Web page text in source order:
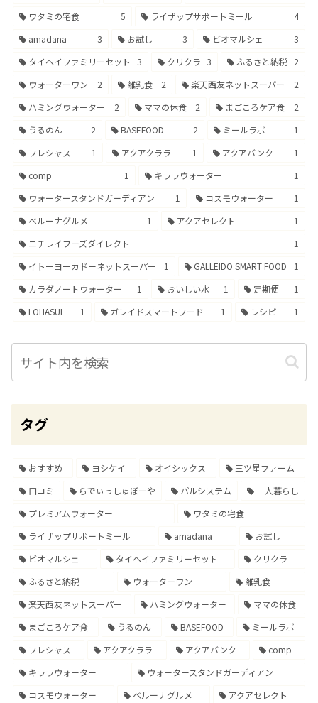
ワタミの宅食
5 ライザップサポートミール
4
amadana
3 お試し 3 ビオマルシェ
3
タイヘイファミリーセット
3 クリクラ 3 ふるさと納税
2
ウォーターワン
2 離乳食 2 楽天西友ネットスーパー
2
ハミングウォーター
2 ママの休食 2 まごころケア食
2
うるのん
2 BASEFOOD 2 ミールラボ
1
フレシャス
1 アクアクララ 1 アクアバンク
1
comp
1 キララウォーター
1
ウォータースタンドガーディアン
1 コスモウォーター
1
ベルーナグルメ
1 アクアセレクト
1
ニチレイフーズダイレクト
1
イトーヨーカドーネットスーパー
1 GALLEIDO SMART FOOD
1
カラダノートウォーター
1 おいしい水 1 定期便
1
LOHASUI
1 ガレイドスマートフード 1 レシピ 1
タグ
おすすめ ヨシケイ オイシックス
三ツ星ファーム
口コミ
らでぃっしゅぼーや パルシステム
一人暮らし
プレミアムウォーター
ワタミの宅食
ライザップサポートミール
amadana
お試し
ビオマルシェ
タイヘイファミリーセット
クリクラ
ふるさと納税
ウォーターワン
離乳食
楽天西友ネットスーパー
ハミングウォーター
ママの休食
まごころケア食
うるのん BASEFOOD
ミールラボ
フレシャス
アクアクララ アクアバンク
comp
キララウォーター
ウォータースタンドガーディアン
コスモウォーター
ベルーナグルメ
アクアセレクト